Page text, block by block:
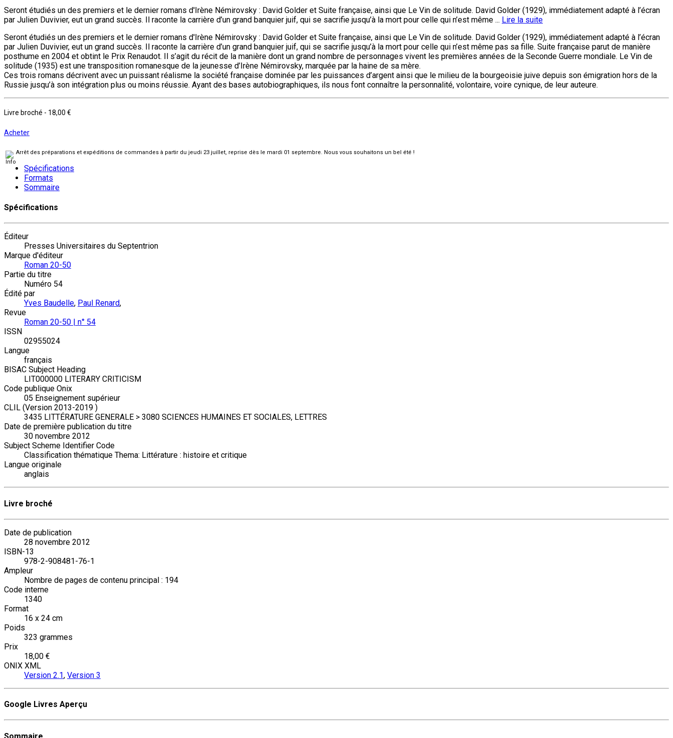
Seront étudiés un des premiers et le dernier romans d'Irène Némirovsky : David Golder et Suite française, ainsi que Le Vin de solitude. David Golder (1929), immédiatement adapté à l’écran
par Julien Duvivier, eut un grand succès. Il raconte la carrière d’un grand banquier juif, qui se sacrifie jusqu’à la mort pour celle qui n’est même ... Lire la suite
Seront étudiés un des premiers et le dernier romans d'Irène Némirovsky : David Golder et Suite française, ainsi que Le Vin de solitude. David Golder (1929), immédiatement adapté à l’écran
par Julien Duvivier, eut un grand succès. Il raconte la carrière d’un grand banquier juif, qui se sacrifie jusqu’à la mort pour celle qui n’est même pas sa fille. Suite française parut de manière
posthume en 2004 et obtint le Prix Renaudot. Il s’agit du récit de la manière dont un grand nombre de personnages vivent les premières années de la Seconde Guerre mondiale. Le Vin de
solitude (1935) est une transposition romanesque de la jeunesse d’Irène Némirovsky, marquée par la haine de sa mère.
Ces trois romans décrivent avec un puissant réalisme la société française dominée par les puissances d’argent ainsi que le milieu de la bourgeoisie juive depuis son émigration hors de la
Russie jusqu’à son intégration plus ou moins réussie. Ayant des bases autobiographiques, ils nous font connaître la personnalité, volontaire, voire cynique, de leur auteure.
Livre broché - 18,00 €
Acheter
Arrêt des préparations et expéditions de commandes à partir du jeudi 23 juillet, reprise dès le mardi 01 septembre. Nous vous souhaitons un bel été !
Spécifications
Formats
Sommaire
Spécifications
Éditeur
Presses Universitaires du Septentrion
Marque d'éditeur
Roman 20-50
Partie du titre
Numéro 54
Édité par
Yves Baudelle, Paul Renard,
Revue
Roman 20-50 | n° 54
ISSN
02955024
Langue
français
BISAC Subject Heading
LIT000000 LITERARY CRITICISM
Code publique Onix
05 Enseignement supérieur
CLIL (Version 2013-2019 )
3435 LITTÉRATURE GENERALE > 3080 SCIENCES HUMAINES ET SOCIALES, LETTRES
Date de première publication du titre
30 novembre 2012
Subject Scheme Identifier Code
Classification thématique Thema: Littérature : histoire et critique
Langue originale
anglais
Livre broché
Date de publication
28 novembre 2012
ISBN-13
978-2-908481-76-1
Ampleur
Nombre de pages de contenu principal : 194
Code interne
1340
Format
16 x 24 cm
Poids
323 grammes
Prix
18,00 €
ONIX XML
Version 2.1, Version 3
Google Livres Aperçu
Sommaire